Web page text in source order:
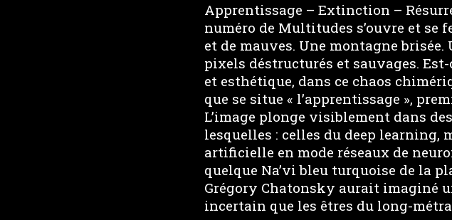
Apprentissage – Extinction –
numéro de Multitudes s’ouvre et se
et de mauves. Une montagne
pixels déstructurés et sauvages.
et esthétique, dans ce chaos
que se situe « l’apprentissage »,
L’image plonge visiblement dans
lesquelles : celles du deep learning,
artificielle en mode réseaux de
quelque Na’vi bleu turquoise de la
Grégory Chatonsky aurait imaginé
incertain que les êtres du long-